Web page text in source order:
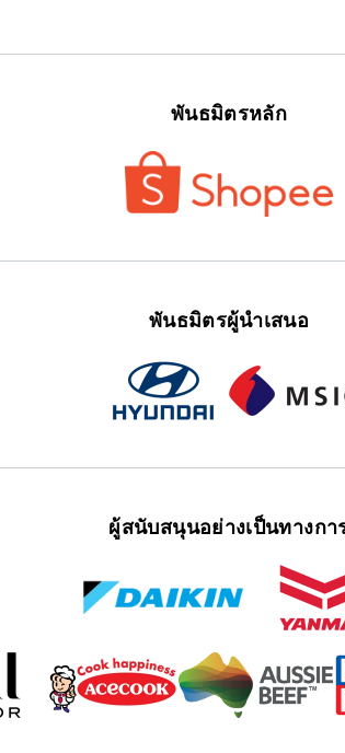
พันธมิตรหลัก
พันธมิตรผู้นำเสนอ
ผู้สนับสนุนอย่างเป็นทางกา